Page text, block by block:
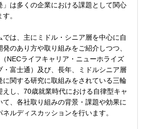
」は多くの企業における課題として関心
。
では、主にミドル・シニア層を中心に自
のあり方や取り組みをご紹介しつつ、
NECライフキャリア・ニューホライズ
・富士通）及び、長年、ミドルシニア層
に関する研究に取組みをされている三輪
えし、70歳就業時代における自律型キャ
て、各社取り組みの背景・課題や効果に
ルディスカッションを行います。